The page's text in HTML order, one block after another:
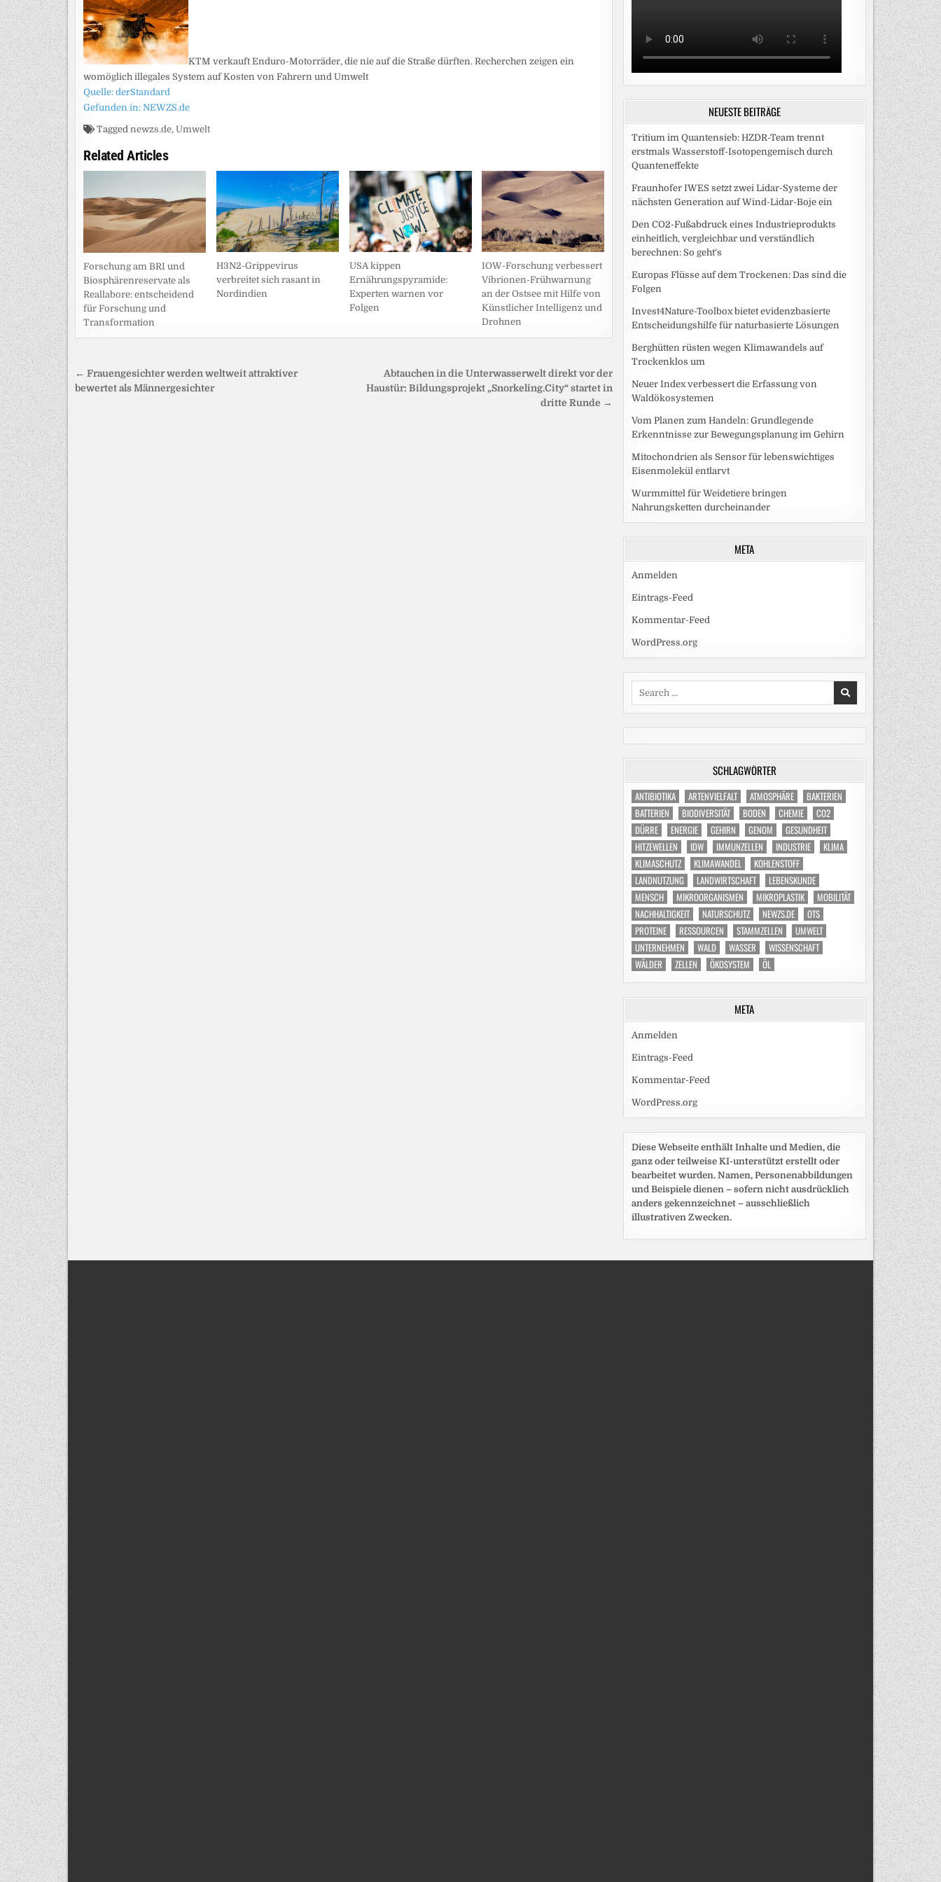
KTM verkauft Enduro-Motorräder, die nie auf die Straße dürften. Recherchen zeigen ein
womöglich illegales System auf Kosten von Fahrern und Umwelt
Quelle: derStandard
Gefunden in: NEWZS.de
Tagged newzs.de, Umwelt
Related Articles
Forschung am BRI und
Biosphärenreservate als
Reallabore: entscheidend
für Forschung und
Transformation
H3N2-Grippevirus
verbreitet sich rasant in
Nordindien
USA kippen
Ernährungspyramide:
Experten warnen vor
Folgen
IOW-Forschung verbessert
Vibrionen-Frühwarnung
an der Ostsee mit Hilfe von
Künstlicher Intelligenz und
Drohnen
Beitragsnavigation
Abtauchen in die Unterwasserwelt direkt vor der
Haustür: Bildungsprojekt „Snorkeling.City“ startet in
dritte Runde →
← Frauengesichter werden weltweit attraktiver
bewertet als Männergesichter
NEUESTE BEITRÄGE
Tritium im Quantensieb: HZDR-Team trennt
erstmals Wasserstoff-Isotopengemisch durch
Quanteneffekte
Fraunhofer IWES setzt zwei Lidar-Systeme der
nächsten Generation auf Wind-Lidar-Boje ein
Den CO2-Fußabdruck eines Industrieprodukts
einheitlich, vergleichbar und verständlich
berechnen: So geht‘s
Europas Flüsse auf dem Trockenen: Das sind die
Folgen
Invest4Nature-Toolbox bietet evidenzbasierte
Entscheidungshilfe für naturbasierte Lösungen
Berghütten rüsten wegen Klimawandels auf
Trockenklos um
Neuer Index verbessert die Erfassung von
Waldökosystemen
Vom Planen zum Handeln: Grundlegende
Erkenntnisse zur Bewegungsplanung im Gehirn
Mitochondrien als Sensor für lebenswichtiges
Eisenmolekül entlarvt
Wurmmittel für Weidetiere bringen
Nahrungsketten durcheinander
META
Anmelden
Eintrags-Feed
Kommentar-Feed
WordPress.org
SCHLAGWÖRTER
ANTIBIOTIKA ARTENVIELFALT ATMOSPHÄRE
BAKTERIEN
BATTERIEN
BIODIVERSITÄT BODEN CHEMIE
CO2
DÜRRE
ENERGIE GEHIRN GENOM
GESUNDHEIT
HITZEWELLEN
IDW IMMUNZELLEN INDUSTRIE
KLIMA
KLIMASCHUTZ
KLIMAWANDEL
KOHLENSTOFF
LANDNUTZUNG
LANDWIRTSCHAFT
LEBENSKUNDE
MENSCH
MIKROORGANISMEN MIKROPLASTIK
MOBILITÄT
NACHHALTIGKEIT
NATURSCHUTZ NEWZS.DE
OTS
PROTEINE
RESSOURCEN STAMMZELLEN
UMWELT
UNTERNEHMEN
WALD WASSER
WISSENSCHAFT
WÄLDER
ZELLEN ÖKOSYSTEM ÖL
META
Anmelden
Eintrags-Feed
Kommentar-Feed
WordPress.org
Diese Webseite enthält Inhalte und Medien, die
ganz oder teilweise KI-unterstützt erstellt oder
bearbeitet wurden. Namen, Personenabbildungen
und Beispiele dienen – sofern nicht ausdrücklich
anders gekennzeichnet – ausschließlich
illustrativen Zwecken.